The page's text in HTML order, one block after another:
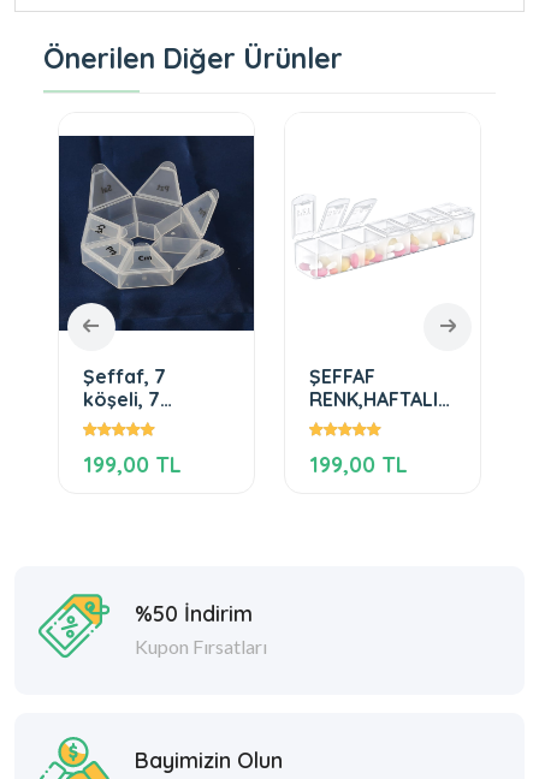
Önerilen Diğer Ürünler
Şeffaf, 7
köşeli, 7
Bölmeli
Kutusu
199,00 TL
ŞEFFAF
RENK,HAFTALIK
İLAÇ HAZNESİ
199,00 TL
%50 İndirim
Kupon Fırsatları
Bayimizin Olun